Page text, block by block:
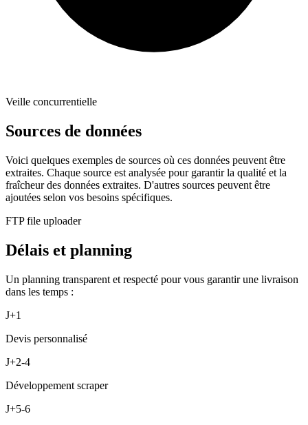
Veille concurrentielle
Sources de données
Voici quelques exemples de sources où ces données peuvent être
extraites. Chaque source est analysée pour garantir la qualité et la
fraîcheur des données extraites. D'autres sources peuvent être
ajoutées selon vos besoins spécifiques.
FTP file uploader
Délais et planning
Un planning transparent et respecté pour vous garantir une livraison
dans les temps :
J+1
Devis personnalisé
J+2-4
Développement scraper
J+5-6